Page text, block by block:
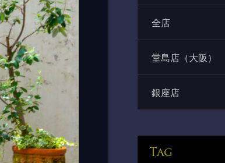
全店
堂島店（大阪）
銀座店
Tag